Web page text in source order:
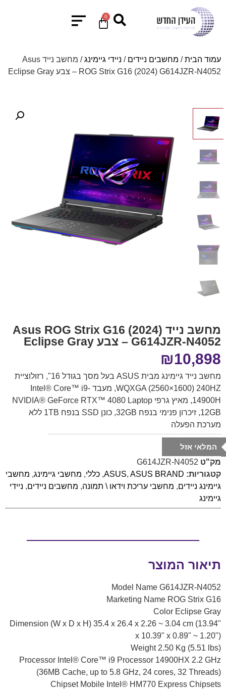
0
עמוד הבית/ מחשבים ניידים / ניידי גיימינג
/ מחשב נייד Asus
ROG Strix G16 (2024) G614JZR-N4052 – צבע Eclipse Gray
מחשב נייד Asus ROG Strix G16 (2024)
G614JZR-N4052 – צבע Eclipse Gray
₪10,898
מחשב נייד גיימינג מבית ASUS בעל מסך בגודל 16", רזולוציית
WQXGA (2560×1600) 240HZ, מעבד Intel® Core™ i9-
14900H, מאיץ גרפי NVIDIA® GeForce RTX™ 4080 Laptop
12GB, זיכרון פנימי בנפח 32GB, כונן SSD בנפח 1TB ללא
מערכת הפעלה
המלאי אזל
מק"ט G614JZR-N4052
קטגוריות:
ASUS, ASUS BRAND
, כללי, מחשבי גיימינג, מחשבי
גיימינג ניידים, מחשבי עריכת וידאו \ תמונה, מחשבים ניידים, ניידי
גיימינג
תיאור המוצר
Model Name G614JZR-N4052
Marketing Name ROG Strix G16
Color Eclipse Gray
Dimension (W x D x H) 35.4 x 26.4 x 2.26 ~ 3.04 cm (13.94"
x 10.39" x 0.89" ~ 1.20")
Weight 2.50 Kg (5.51 lbs)
Processor Intel® Core™ i9 Processor 14900HX 2.2 GHz
(36MB Cache, up to 5.8 GHz, 24 cores, 32 Threads)
Chipset Mobile Intel® HM770 Express Chipsets